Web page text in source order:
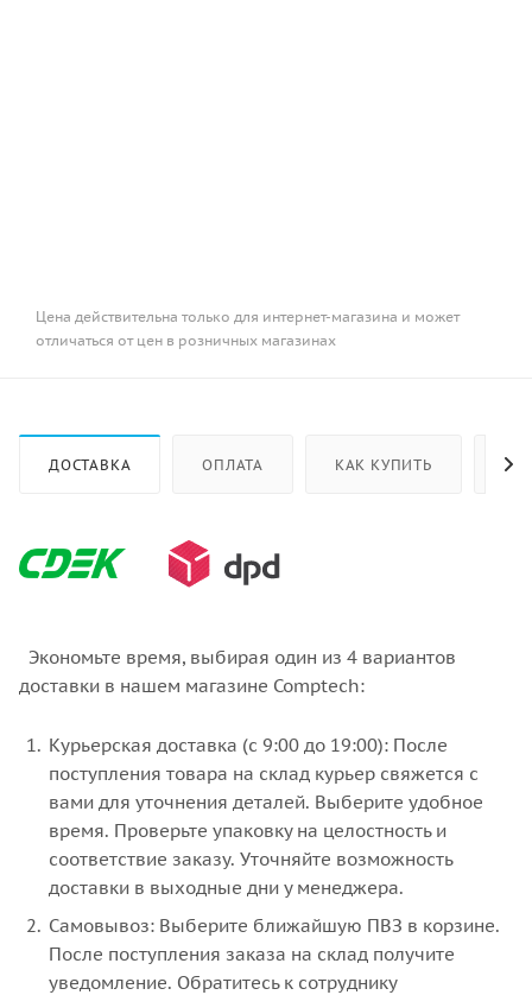
Цена действительна только для интернет-магазина и может
отличаться от цен в розничных магазинах
ДОСТАВКА ОПЛАТА КАК КУПИТЬ
Экономьте время, выбирая один из 4 вариантов
доставки в нашем магазине Comptech:
Курьерская доставка (с 9:00 до 19:00): После
поступления товара на склад курьер свяжется с
вами для уточнения деталей. Выберите удобное
время. Проверьте упаковку на целостность и
соответствие заказу. Уточняйте возможность
доставки в выходные дни у менеджера.
Самовывоз: Выберите ближайшую ПВЗ в корзине.
После поступления заказа на склад получите
уведомление. Обратитесь к сотруднику